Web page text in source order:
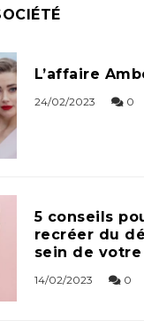
L’affaire
24/02/2023 0
5 conseils
recréer du
sein de
14/02/2023 0